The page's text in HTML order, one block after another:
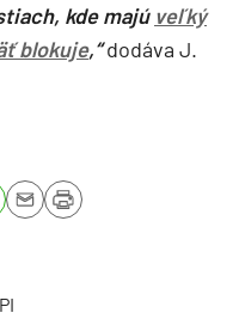
kde majú veľký
blokuje,“dodáva J.